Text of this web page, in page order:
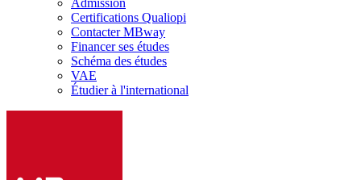
Certifications Qualiopi
Contacter MBway
Financer ses études
Schéma des études
VAE
Étudier à l'international